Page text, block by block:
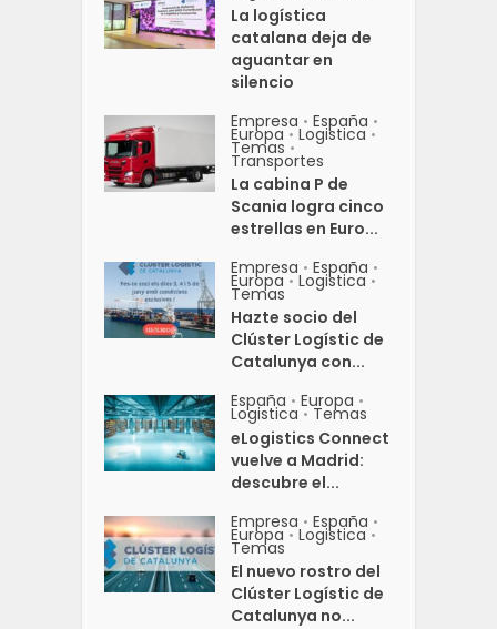
La logística
catalana deja de
aguantar en
silencio
Empresa • España •
Europa • Logistica •
Temas •
Transportes
La cabina P de
Scania logra cinco
estrellas en Euro...
Empresa • España •
Europa • Logistica •
Temas
Hazte socio del
Clúster Logístic de
Catalunya con...
España • Europa •
Logistica • Temas
eLogistics Connect
vuelve a Madrid:
descubre el...
Empresa • España •
Europa • Logistica •
Temas
El nuevo rostro del
Clúster Logístic de
Catalunya no...